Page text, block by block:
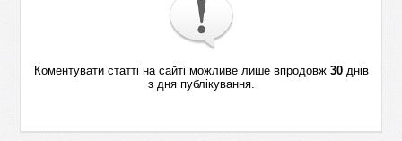
Коментувати статті на сайті можливе лише впродовж 30днів
з дня публікування.